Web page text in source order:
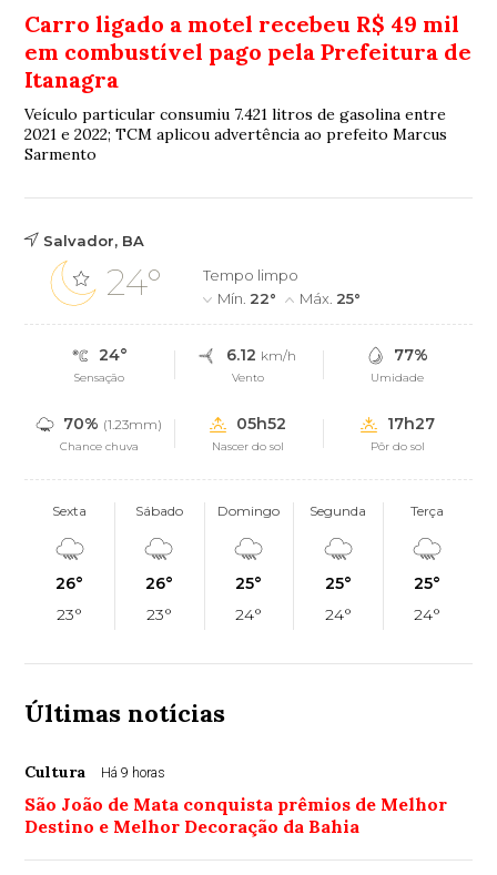
Carro ligado a motel recebeu R$ 49 mil
em combustível pago pela Prefeitura de
Itanagra
Veículo particular consumiu 7.421 litros de gasolina entre
2021 e 2022; TCM aplicou advertência ao prefeito Marcus
Sarmento
Salvador, BA
24°
Tempo limpo
Mín. 22° Máx. 25°
24°
Sensação
6.12 km/h
Vento
77%
Umidade
70% (1.23mm)
Chance chuva
05h52
Nascer do sol
17h27
Pôr do sol
Sexta
26°
23°
Sábado
26°
23°
Domingo
25°
24°
Segunda
25°
24°
Terça
25°
24°
Últimas notícias
Cultura Há 9 horas
São João de Mata conquista prêmios de Melhor
Destino e Melhor Decoração da Bahia